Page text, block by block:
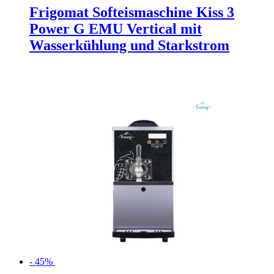
Frigomat Softeismaschine Kiss 3
Power G EMU Vertical mit
Wasserkühlung und Starkstrom
- 45%